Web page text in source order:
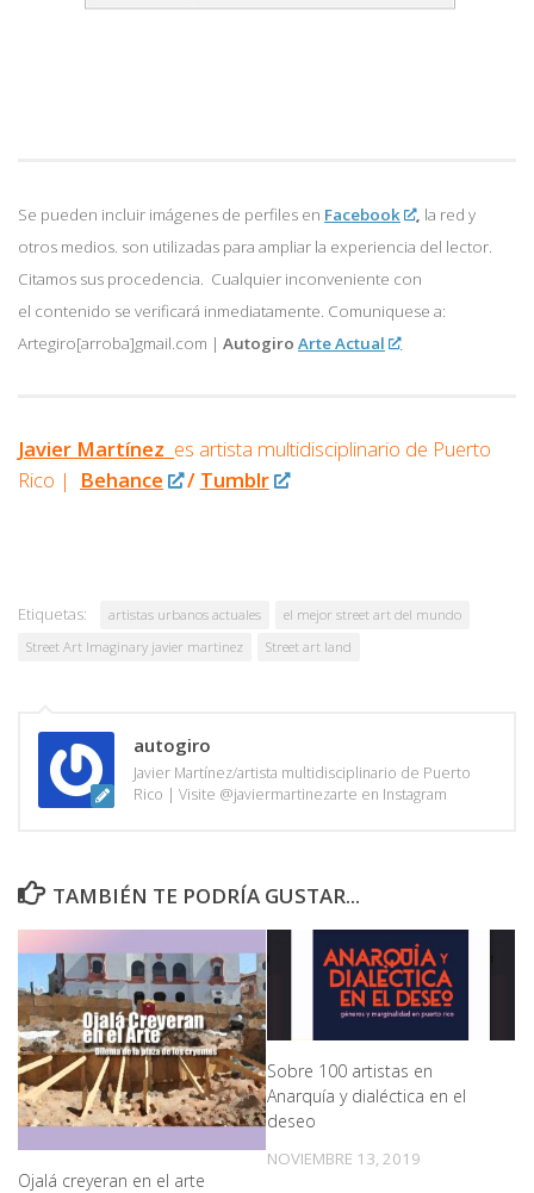
Se pueden incluir imágenes de perfiles en Facebook , la red y
otros medios. son utilizadas para ampliar la experiencia del lector.
Citamos sus procedencia. Cualquier inconveniente con
el contenido se verificará inmediatamente. Comuniquese a:
Artegiro[arroba]gmail.com | Autogiro Arte Actual
Javier Martínez es artista multidisciplinario de Puerto
Rico |
Behance / Tumblr
Etiquetas: artistas urbanos actuales
el mejor street art del mundo
Street Art Imaginary javier martinez
Street art land
autogiro
Javier Martínez/artista multidisciplinario de Puerto
Rico | Visite @javiermartinezarte en Instagram
TAMBIÉN TE PODRÍA GUSTAR...
Ojalá creyeran en el arte
Sobre 100 artistas en
Anarquía y dialéctica en el
deseo
NOVIEMBRE 13, 2019